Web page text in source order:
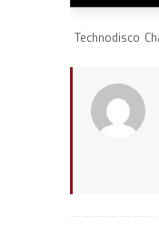
Technodisco